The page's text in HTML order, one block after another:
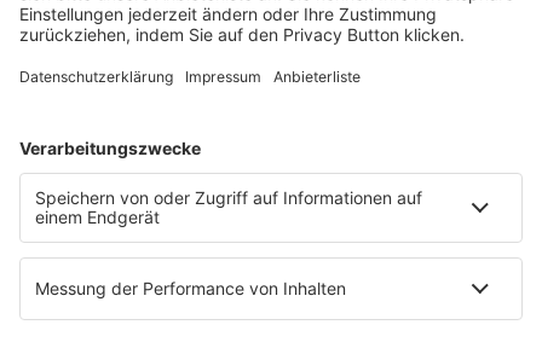
E-Mail:info@ruw.de
Web:https://www.ruw.de
AGB
Datenschutzerklärung
Genderhinweis
Cookie-Einstellungen